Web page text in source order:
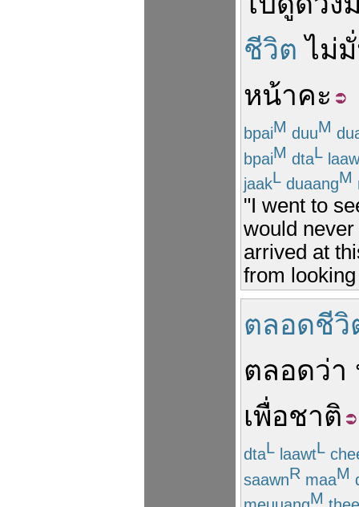
ชีวิต ไม่
หน้าคะ
bpaiM duuM
bpaiM dtaL
jaakL duaangM
"I went to
would
arrived at
from
ตลอดชีวิ
ตลอดว่า
เพื่อชาติ
dtaL laawtL
saawnR maaM
M